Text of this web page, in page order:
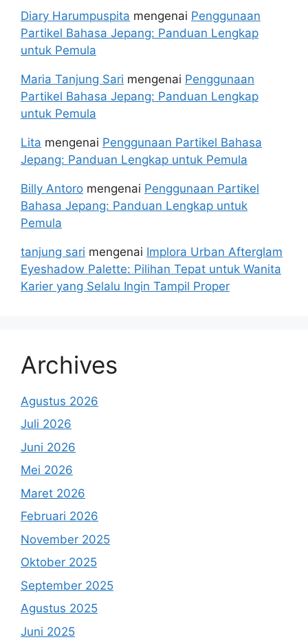
Diary Harumpuspita mengenai Penggunaan
Partikel Bahasa Jepang: Panduan Lengkap
untuk Pemula
Maria Tanjung Sari mengenai Penggunaan
Partikel Bahasa Jepang: Panduan Lengkap
untuk Pemula
Lita mengenai Penggunaan Partikel Bahasa
Jepang: Panduan Lengkap untuk Pemula
Billy Antoro mengenai Penggunaan Partikel
Bahasa Jepang: Panduan Lengkap untuk
Pemula
tanjung sari mengenai Implora Urban Afterglam
Eyeshadow Palette: Pilihan Tepat untuk Wanita
Karier yang Selalu Ingin Tampil Proper
Archives
Agustus 2026
Juli 2026
Juni 2026
Mei 2026
Maret 2026
Februari 2026
November 2025
Oktober 2025
September 2025
Agustus 2025
Juni 2025